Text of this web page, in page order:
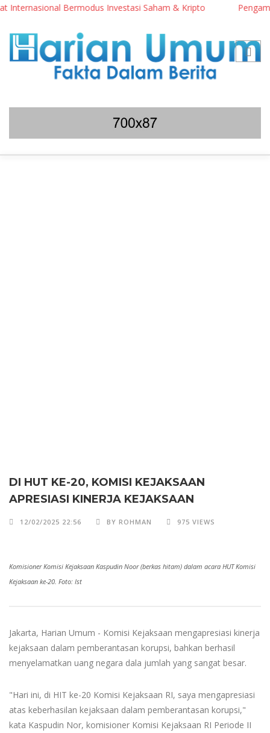
Bermodus Investasi Saham & Kripto
DI HUT KE-20, KOMISI KEJAKSAAN
APRESIASI KINERJA KEJAKSAAN
12/02/2025 22:56 BY ROHMAN 975 VIEWS
Komisioner Komisi Kejaksaan Kaspudin Noor (berkas hitam) dalam acara HUT Komisi
Kejaksaan ke-20. Foto: Ist
Jakarta, Harian Umum - Komisi Kejaksaan mengapresiasi kinerja
kejaksaan dalam pemberantasan korupsi, bahkan berhasil
menyelamatkan uang negara dala jumlah yang sangat besar.
"Hari ini, di HIT ke-20 Komisi Kejaksaan RI, saya mengapresiasi
atas keberhasilan kejaksaan dalam pemberantasan korupsi,"
kata Kaspudin Nor, komisioner Komisi Kejaksaan RI Periode II